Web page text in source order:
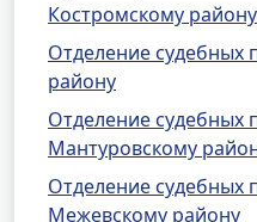
Костромскому району
Отделение судебных
району
Отделение судебных
Мантуровскому
Отделение судебных
Межевскому району